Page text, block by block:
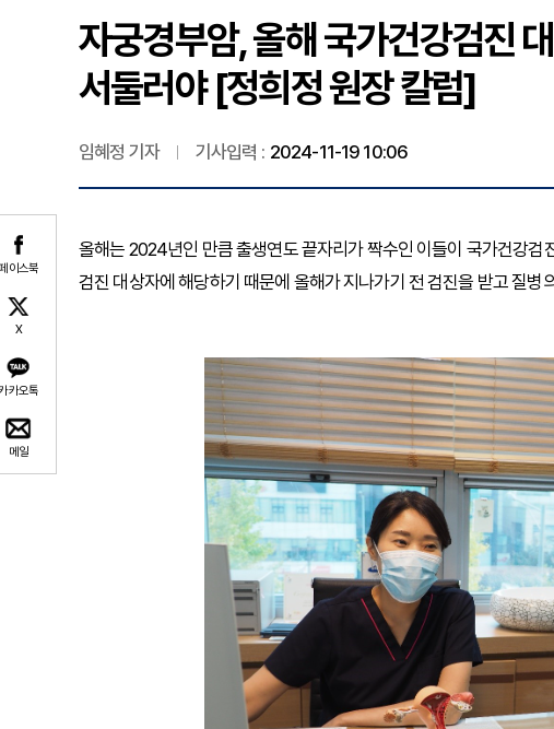
이스북
X
카오톡
메일
자궁경부암, 올해 국가건강검진
서둘러야 [정희정 원장 칼럼]
임혜정 기자 기사입력 : 2024-11-19 10:06
올해는 2024년인 만큼 출생연도 끝자리가 짝수인 이들이 국가건강
검진 대상자에 해당하기 때문에 올해가 지나가기 전 검진을 받고 질